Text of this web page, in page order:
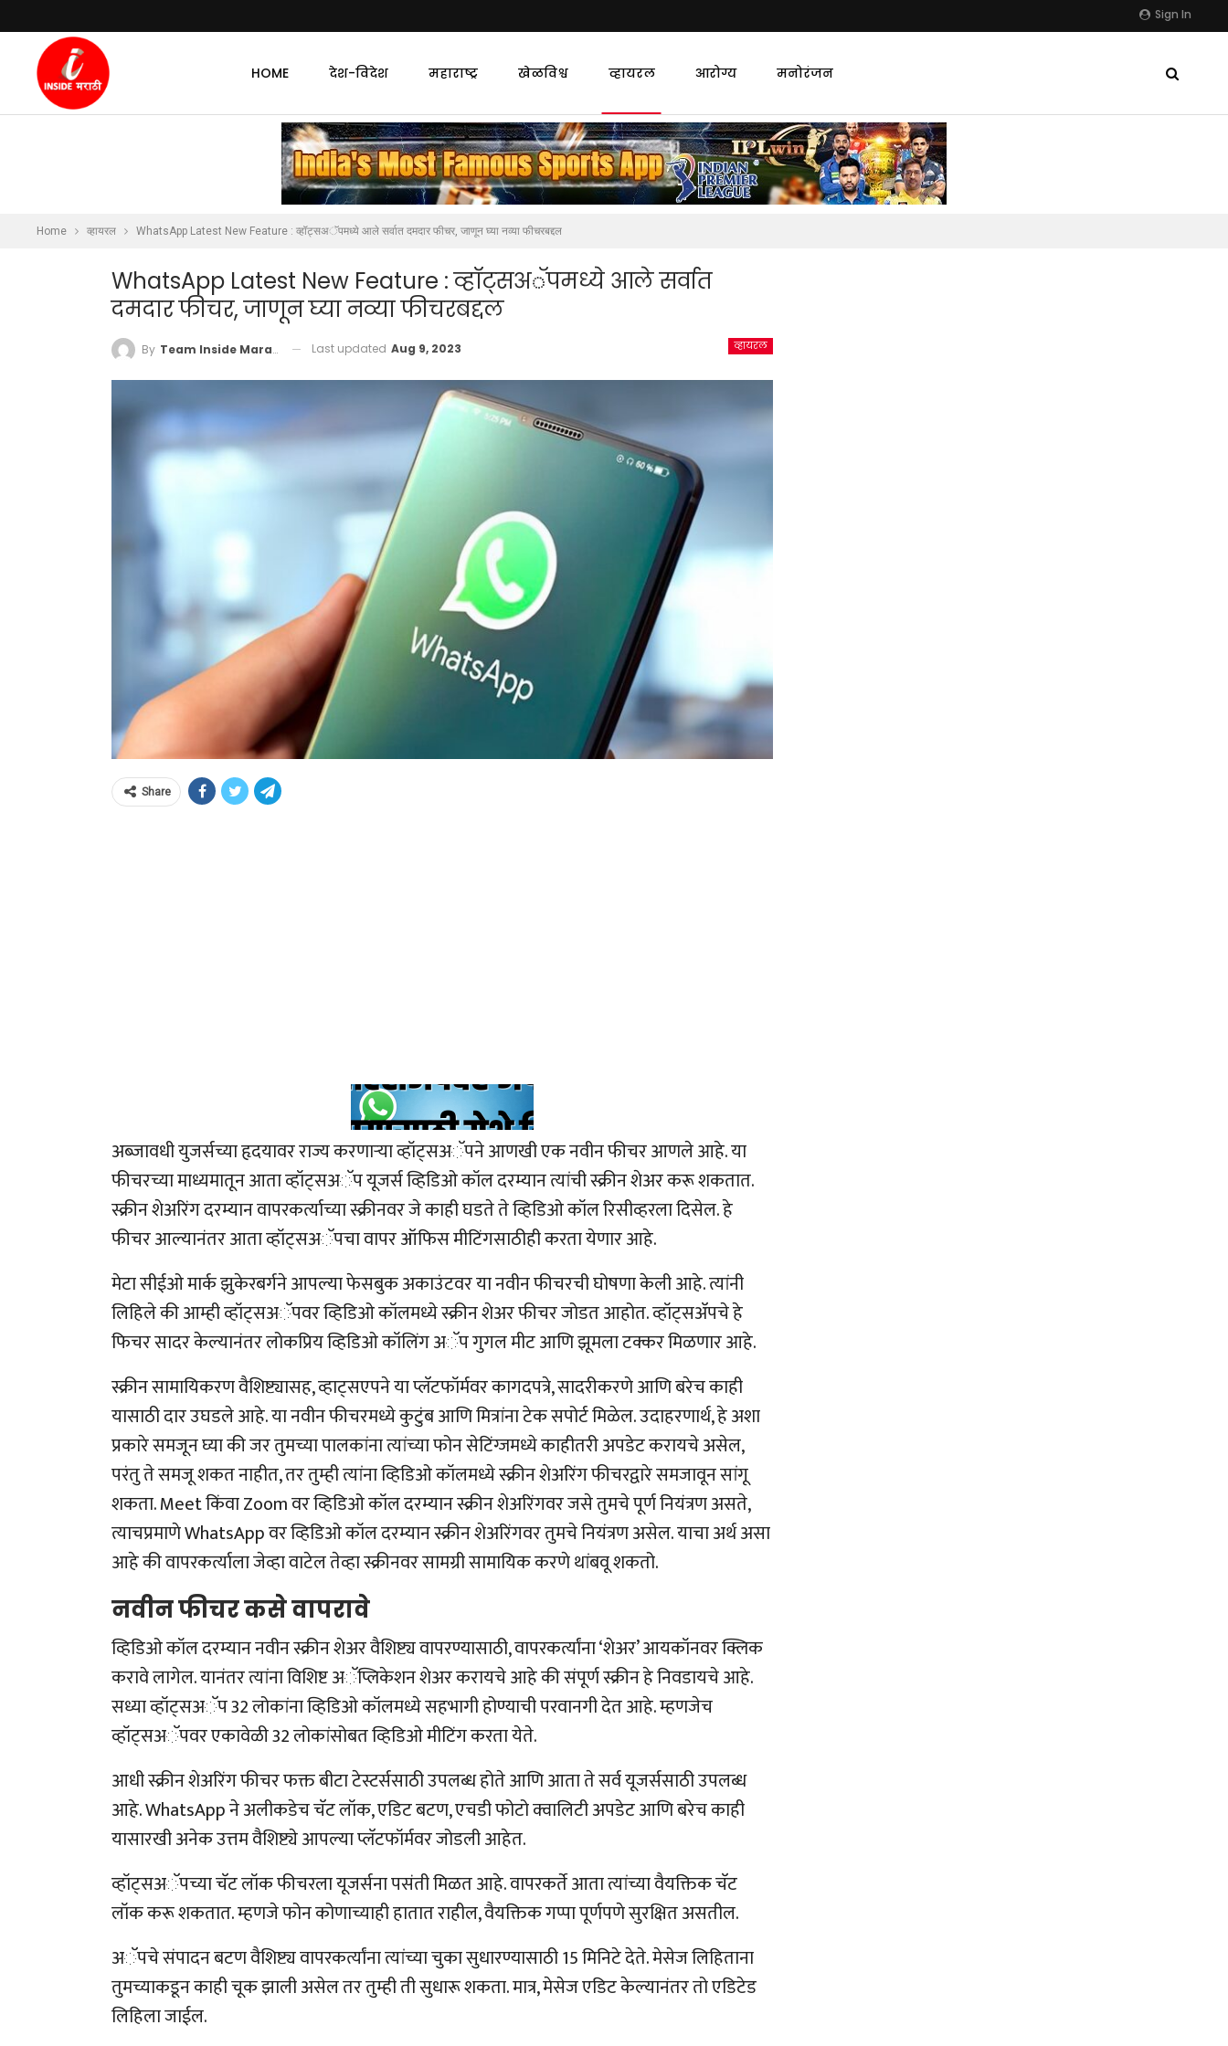
Sign In
HOME देश-विदेश महाराष्ट्र खेळविश्व व्हायरल आरोग्य मनोरंजन
Home व्हायरल WhatsApp Latest New Feature : व्हॉट्सअॅपमध्ये आले सर्वात दमदार फीचर, जाणून घ्या नव्या फीचरबद्दल
WhatsApp Latest New Feature : व्हॉट्सअॅपमध्ये आले सर्वात
दमदार फीचर, जाणून घ्या नव्या फीचरबद्दल
व्हायरल
By Team Inside Marathi Last updated Aug 9, 2023
Share
अब्जावधी युजर्सच्या हृदयावर राज्य करणाऱ्या व्हॉट्सअॅपने आणखी एक नवीन फीचर आणले आहे. या
फीचरच्या माध्यमातून आता व्हॉट्सअॅप यूजर्स व्हिडिओ कॉल दरम्यान त्यांची स्क्रीन शेअर करू शकतात.
स्क्रीन शेअरिंग दरम्यान वापरकर्त्याच्या स्क्रीनवर जे काही घडते ते व्हिडिओ कॉल रिसीव्हरला दिसेल. हे
फीचर आल्यानंतर आता व्हॉट्सअॅपचा वापर ऑफिस मीटिंगसाठीही करता येणार आहे.
मेटा सीईओ मार्क झुकेरबर्गने आपल्या फेसबुक अकाउंटवर या नवीन फीचरची घोषणा केली आहे. त्यांनी
लिहिले की आम्ही व्हॉट्सअॅपवर व्हिडिओ कॉलमध्ये स्क्रीन शेअर फीचर जोडत आहोत. व्हॉट्सअ‍ॅपचे हे
फिचर सादर केल्यानंतर लोकप्रिय व्हिडिओ कॉलिंग अॅप गुगल मीट आणि झूमला टक्कर मिळणार आहे.
स्क्रीन सामायिकरण वैशिष्ट्यासह, व्हाट्सएपने या प्लॅटफॉर्मवर कागदपत्रे, सादरीकरणे आणि बरेच काही
यासाठी दार उघडले आहे. या नवीन फीचरमध्ये कुटुंब आणि मित्रांना टेक सपोर्ट मिळेल. उदाहरणार्थ, हे अशा
प्रकारे समजून घ्या की जर तुमच्या पालकांना त्यांच्या फोन सेटिंग्जमध्ये काहीतरी अपडेट करायचे असेल,
परंतु ते समजू शकत नाहीत, तर तुम्ही त्यांना व्हिडिओ कॉलमध्ये स्क्रीन शेअरिंग फीचरद्वारे समजावून सांगू
शकता. Meet किंवा Zoom वर व्हिडिओ कॉल दरम्यान स्क्रीन शेअरिंगवर जसे तुमचे पूर्ण नियंत्रण असते,
त्याचप्रमाणे WhatsApp वर व्हिडिओ कॉल दरम्यान स्क्रीन शेअरिंगवर तुमचे नियंत्रण असेल. याचा अर्थ असा
आहे की वापरकर्त्याला जेव्हा वाटेल तेव्हा स्क्रीनवर सामग्री सामायिक करणे थांबवू शकतो.
नवीन फीचर कसे वापरावे
व्हिडिओ कॉल दरम्यान नवीन स्क्रीन शेअर वैशिष्ट्य वापरण्यासाठी, वापरकर्त्यांना ‘शेअर’ आयकॉनवर क्लिक
करावे लागेल. यानंतर त्यांना विशिष्ट अॅप्लिकेशन शेअर करायचे आहे की संपूर्ण स्क्रीन हे निवडायचे आहे.
सध्या व्हॉट्सअॅप 32 लोकांना व्हिडिओ कॉलमध्ये सहभागी होण्याची परवानगी देत ​​आहे. म्हणजेच
व्हॉट्सअॅपवर एकावेळी 32 लोकांसोबत व्हिडिओ मीटिंग करता येते.
आधी स्क्रीन शेअरिंग फीचर फक्त बीटा टेस्टर्ससाठी उपलब्ध होते आणि आता ते सर्व यूजर्ससाठी उपलब्ध
आहे. WhatsApp ने अलीकडेच चॅट लॉक, एडिट बटण, एचडी फोटो क्वालिटी अपडेट आणि बरेच काही
यासारखी अनेक उत्तम वैशिष्ट्ये आपल्या प्लॅटफॉर्मवर जोडली आहेत.
व्हॉट्सअॅपच्या चॅट लॉक फीचरला यूजर्सना पसंती मिळत आहे. वापरकर्ते आता त्यांच्या वैयक्तिक चॅट
लॉक करू शकतात. म्हणजे फोन कोणाच्याही हातात राहील, वैयक्तिक गप्पा पूर्णपणे सुरक्षित असतील.
अॅपचे संपादन बटण वैशिष्ट्य वापरकर्त्यांना त्यांच्या चुका सुधारण्यासाठी 15 मिनिटे देते. मेसेज लिहिताना
तुमच्याकडून काही चूक झाली असेल तर तुम्ही ती सुधारू शकता. मात्र, मेसेज एडिट केल्यानंतर तो एडिटेड
लिहिला जाईल.